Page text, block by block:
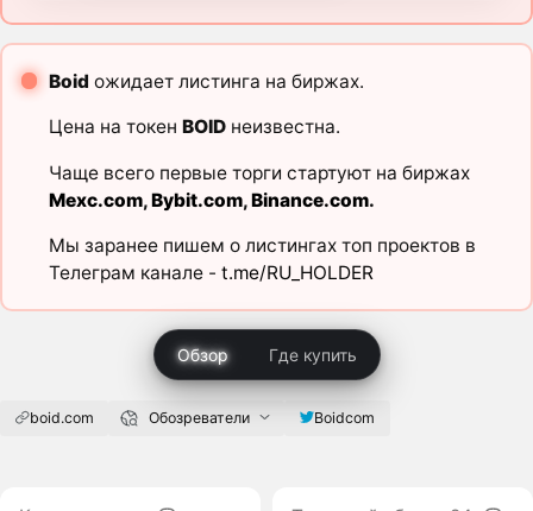
Boid ожидает листинга на биржах.
Цена на токен BOIDнеизвестна.
Чаще всего первые торги стартуют на биржах
Mexc.com,Bybit.com,Binance.com.
Мы заранее пишем о листингах топ проектов в
Телеграм канале - t.me/RU_HOLDER
Обзор Где купить
boid.com Обозреватели Boidcom